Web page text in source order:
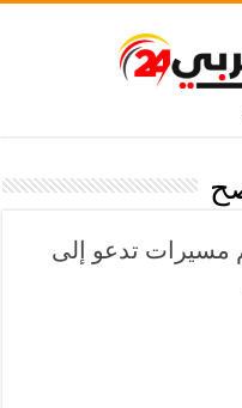
مسيرات تدعو إلى